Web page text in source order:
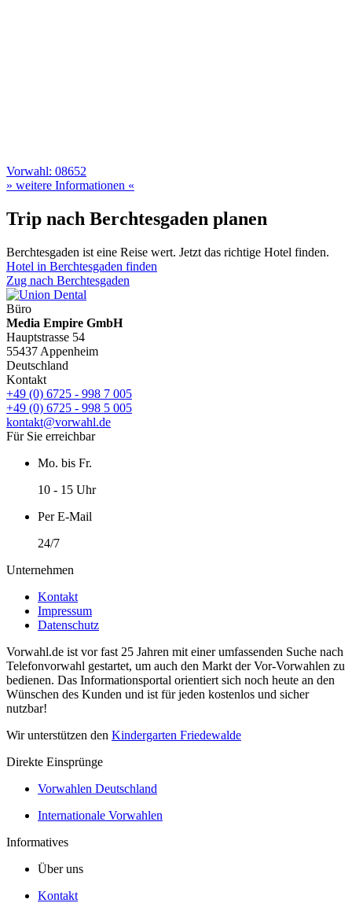
Vorwahl: 08652
» weitere Informationen «
Trip nach Berchtesgaden planen
Berchtesgaden ist eine Reise wert. Jetzt das richtige Hotel finden.
Hotel in Berchtesgaden finden
Zug nach Berchtesgaden
Büro
Media Empire GmbH
Hauptstrasse 54
55437 Appenheim
Deutschland
Kontakt
+49 (0) 6725 - 998 7 005
+49 (0) 6725 - 998 5 005
kontakt@vorwahl.de
Für Sie erreichbar
Mo. bis Fr.
10 - 15 Uhr
Per E-Mail
24/7
Unternehmen
Kontakt
Impressum
Datenschutz
Vorwahl.de ist vor fast 25 Jahren mit einer umfassenden Suche nach
Telefonvorwahl gestartet, um auch den Markt der Vor-Vorwahlen zu
bedienen. Das Informationsportal orientiert sich noch heute an den
Wünschen des Kunden und ist für jeden kostenlos und sicher
nutzbar!
Wir unterstützen den Kindergarten Friedewalde
Direkte Einsprünge
Vorwahlen Deutschland
Internationale Vorwahlen
Informatives
Über uns
Kontakt